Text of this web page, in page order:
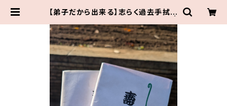
【弟子だから出来る】志らく過去手拭い
伝統組通販